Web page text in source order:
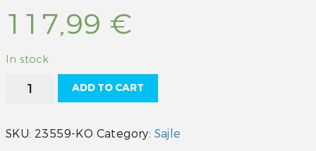
117,99 €
In stock
SAJLA
M66
SC-
16-
ADD TO CART
SKU: 23559-KO Category: Sajle